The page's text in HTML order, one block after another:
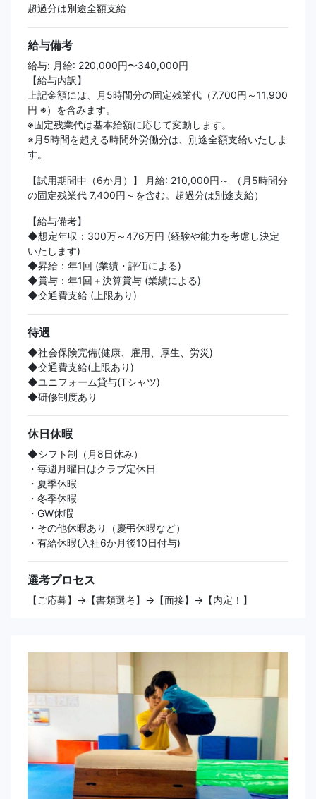
超過分は別途全額支給
給与備考
給与: 月給: 220,000円〜340,000円
【給与内訳】
上記金額には、月5時間分の固定残業代（7,700円～11,900
円 ※）を含みます。
※固定残業代は基本給額に応じて変動します。
※月5時間を超える時間外労働分は、別途全額支給いたしま
す。
【試用期間中（6か月）】 月給: 210,000円～ （月5時間分
の固定残業代 7,400円～を含む。超過分は別途支給）
【給与備考】
◆想定年収：300万～476万円 (経験や能力を考慮し決定
いたします)
◆昇給：年1回 (業績・評価による)
◆賞与：年1回＋決算賞与 (業績による)
◆交通費支給 (上限あり)
待遇
◆社会保険完備(健康、雇用、厚生、労災)
◆交通費支給(上限あり)
◆ユニフォーム貸与(Tシャツ)
◆研修制度あり
休日休暇
◆シフト制（月8日休み）
・毎週月曜日はクラブ定休日
・夏季休暇
・冬季休暇
・GW休暇
・その他休暇あり（慶弔休暇など）
・有給休暇(入社6か月後10日付与)
選考プロセス
【ご応募】→【書類選考】→【面接】→【内定！】